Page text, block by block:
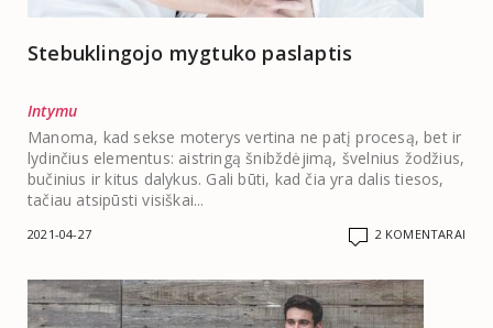
Stebuklingojo mygtuko paslaptis
Intymu
Manoma, kad sekse moterys vertina ne patį procesą, bet ir
lydinčius elementus: aistringą šnibždėjimą, švelnius žodžius,
bučinius ir kitus dalykus. Gali būti, kad čia yra dalis tiesos,
tačiau atsipūsti visiškai...
2021-04-27 2 KOMENTARAI